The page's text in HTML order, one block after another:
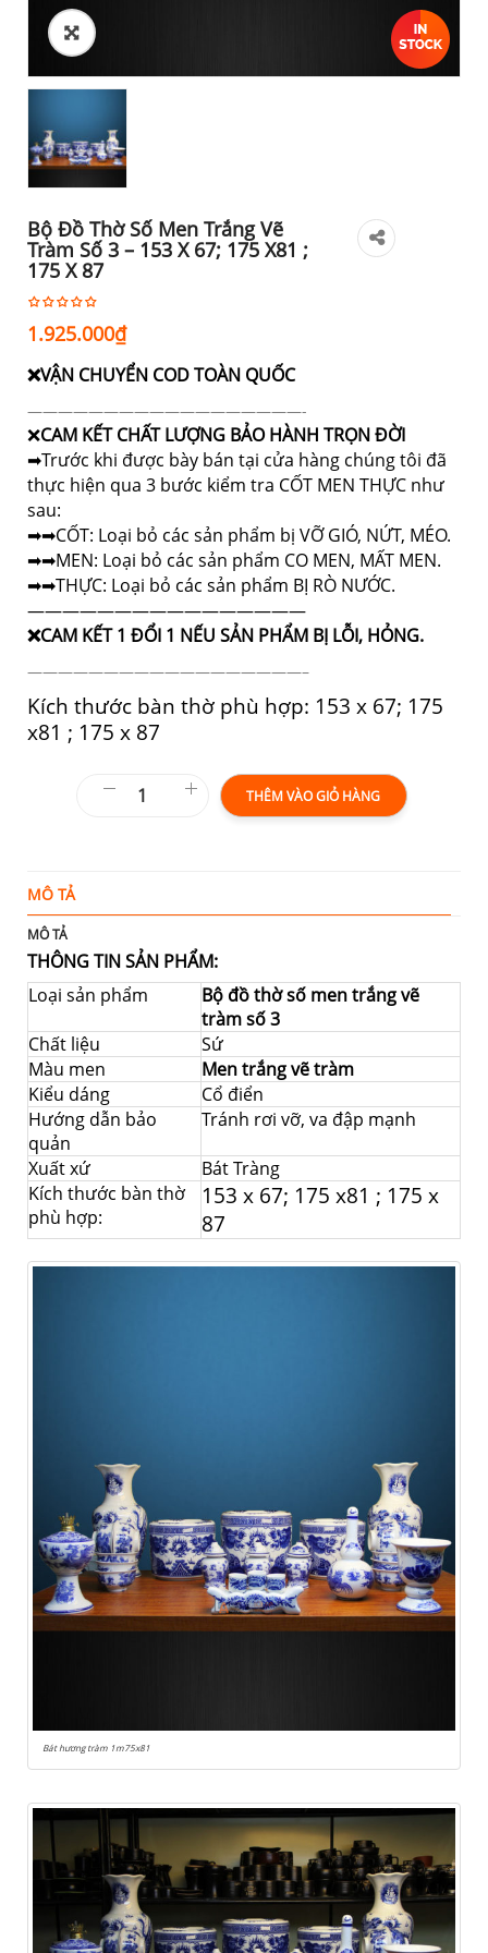
Bộ Đồ Thờ Số Men Trắng Vẽ
Tràm Số 3 – 153 X 67; 175 X81 ;
175 X 87
1.925.000₫
❌VẬN CHUYỂN COD TOÀN QUỐC
——————————————————-
❌CAM KẾT CHẤT LƯỢNG BẢO HÀNH TRỌN ĐỜI
➡Trước khi được bày bán tại cửa hàng chúng tôi đã
thực hiện qua 3 bước kiểm tra CỐT MEN THỰC như
sau:
➡➡CỐT: Loại bỏ các sản phẩm bị VỠ GIÓ, NỨT, MÉO.
➡➡MEN: Loại bỏ các sản phẩm CO MEN, MẤT MEN.
➡➡THỰC: Loại bỏ các sản phẩm BỊ RÒ NƯỚC.
————————————————
❌CAM KẾT 1 ĐỔI 1 NẾU SẢN PHẨM BỊ LỖI, HỎNG.
——————————————————–
Kích thước bàn thờ phù hợp: 153 x 67; 175
x81 ; 175 x 87
THÊM VÀO GIỎ HÀNG
MÔ TẢ
MÔ TẢ
THÔNG TIN SẢN PHẨM:
Loại sản phẩm
Bộ đồ thờ số men trắng vẽ
tràm số 3
Chất liệu
Sứ
Màu men
Men trắng vẽ tràm
Kiểu dáng
Cổ điển
Hướng dẫn bảo
quản
Tránh rơi vỡ, va đập mạnh
Xuất xứ
Bát Tràng
Kích thước bàn thờ
phù hợp:
153 x 67; 175 x81 ; 175 x
87
Bát hương tràm 1m75x81